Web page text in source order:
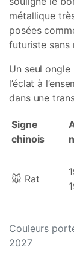
métallique
posées
futuriste sans
Un seul
l’éclat à
dans une
Couleurs
2027
Signe
chinois
🐭 Rat